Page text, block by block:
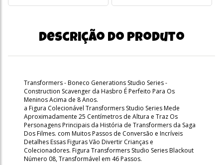
Descrição do produto
Transformers - Boneco Generations Studio Series -
Construction Scavenger da Hasbro É Perfeito Para Os
Meninos Acima de 8 Anos.
a Figura Colecionável Transformers Studio Series Mede
Aproximadamente 25 Centímetros de Altura e Traz Os
Personagens Principais da História de Transformers da Saga
Dos Filmes. com Muitos Passos de Conversão e Incríveis
Detalhes Essas Figuras Vão Divertir Crianças e
Colecionadores. Figura Transformers Studio Series Blackout
Número 08, Transformável em 46 Passos.